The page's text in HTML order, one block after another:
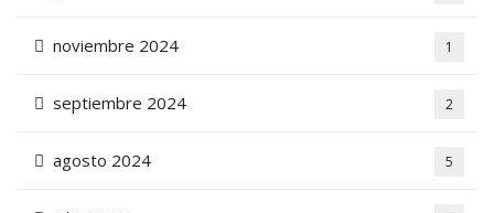
noviembre 2024 1
septiembre 2024 2
agosto 2024 5